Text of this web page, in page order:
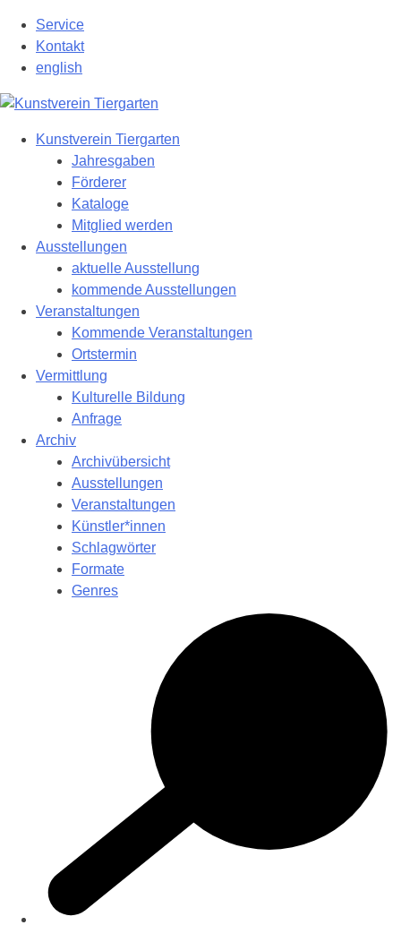
Hauptinhalt
springen
Service
Kontakt
english
Kunstverein Tiergarten
Jahresgaben
Förderer
Kataloge
Mitglied werden
Ausstellungen
aktuelle Ausstellung
kommende Ausstellungen
Veranstaltungen
Kommende Veranstaltungen
Ortstermin
Vermittlung
Kulturelle Bildung
Anfrage
Archiv
Archivübersicht
Ausstellungen
Veranstaltungen
Künstler*innen
Schlagwörter
Formate
Genres